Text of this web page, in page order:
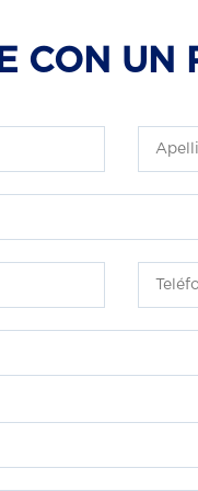
CON UN